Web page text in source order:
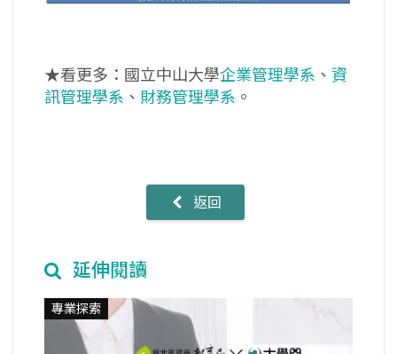
★看更多：國立中山大學企業管理學系 、 資
訊管理學系 、 財務管理學系 。
返回
延伸閱讀
專業探索